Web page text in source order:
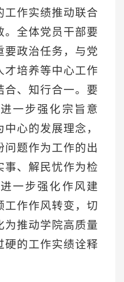
工作实绩推动联合
。全体党员干部要
要政治任务，与党
才培养等中心工作
合、知行合一。要
一步强化宗旨意
心的发展理念，
问题作为工作的出
事、解民忧作为检
一步强化作风建
工作作风转变，切
为推动学院高质量
硬的工作实绩诠释